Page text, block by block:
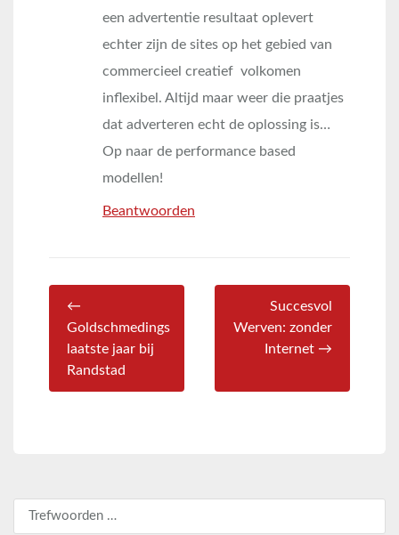
een advertentie resultaat oplevert
echter zijn de sites op het gebied van
commercieel creatief volkomen
inflexibel. Altijd maar weer die praatjes
dat adverteren echt de oplossing is…
Op naar de performance based
modellen!
Beantwoorden
←
Goldschmedings
laatste jaar bij
Randstad
Succesvol
Werven: zonder
Internet →
Zoeken naar: